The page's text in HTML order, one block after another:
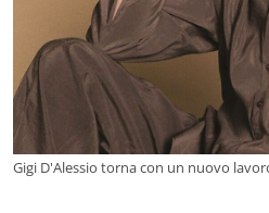
Gigi D'Alessio torna con un nuovo